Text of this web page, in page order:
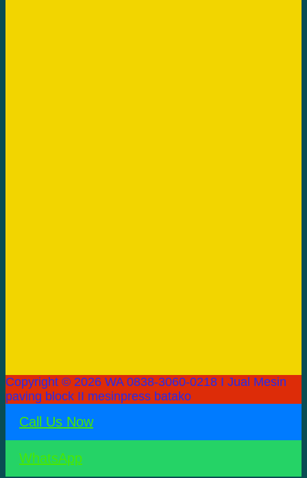
Copyright © 2026 WA 0838-3060-0218 I Jual Mesin
paving block II mesinpress batako
Call Us Now
WhatsApp